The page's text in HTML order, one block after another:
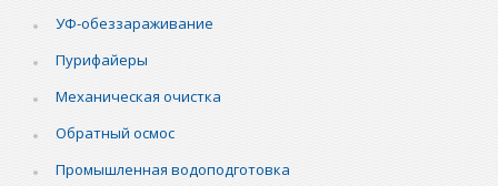
УФ-обеззараживание
Пурифайеры
Механическая очистка
Обратный осмос
Промышленная водоподготовка